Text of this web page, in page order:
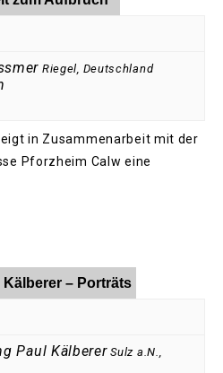
Riegel, Deutschland
in Zusammenarbeit mit der
Pforzheim Calw eine
– Porträts
Paul Kälberer Sulz a.N.,